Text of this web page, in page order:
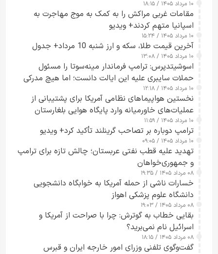
۱۰ مرداد ۱۴۰۵ / ۱۸:۱۵
مقامات غربی مراکش را به کمک به موج مهاجرت به
اسپانیا متهم کردند+ ویدیو
۱۰ مرداد ۱۴۰۵ / ۱۵:۲۴
آخرین قیمت طلا، سکه و ارز شنبه 10 مرداد+ جدول
۱۰ مرداد ۱۴۰۵ / ۱۳:۰۸
اسوشیتدپرس: ترامپ فرماندار مینه‌سوتا را مسئول
حملات سایبری علیه این ایالت دانست؛ اما هیچ مدرکی
ارائه نکرد
۱۰ مرداد ۱۴۰۵ / ۱۲:۱۸
نخستین هواپیماهای نظامی آمریکا برای پشتیبانی از
عملیات‌های خاورمیانه وارد پایگاه هوایی بلغارستان
شدند
۱۰ مرداد ۱۴۰۵ / ۱۱:۵۹
ترامپ دوباره بر تصاحب گرینلند تأکید کرد+ ویدیو
۱۰ مرداد ۱۴۰۵ / ۰۹:۰۵
تهدید علیه قطب نفتی عربستان؛ چالش تازه برای ترامپ
و جمهوری‌خواهان
۰۸ مرداد ۱۴۰۵ / ۱۹:۳۵
خسارات ناشی از حمله آمریکا به خوابگاه دانشجویی
دانشگاه علوم پزشکی اهواز
۰۸ مرداد ۱۴۰۵ / ۱۹:۰۳
بقایی خطاب به گوترش: چرا با صراحت از آمریکا و
اسرائیل نام نمی‌برید؟
۰۸ مرداد ۱۴۰۵ / ۱۸:۱۵
گفت‌وگوی تلفنی وزرای امور خارجه ایران و قبرس